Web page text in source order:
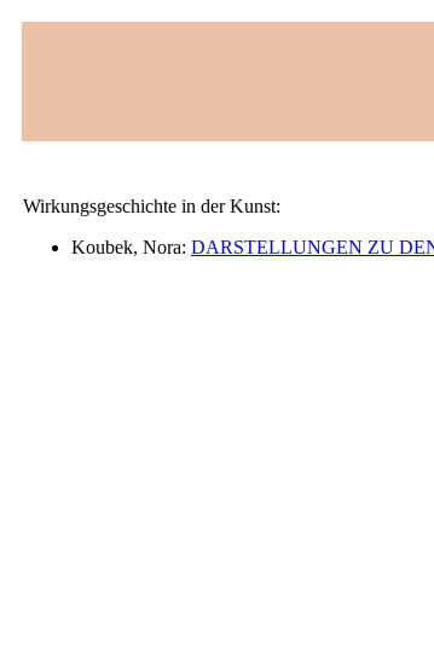
Wirkungsgeschichte in der Kunst:
Koubek, Nora: DARSTELLUNGEN ZU